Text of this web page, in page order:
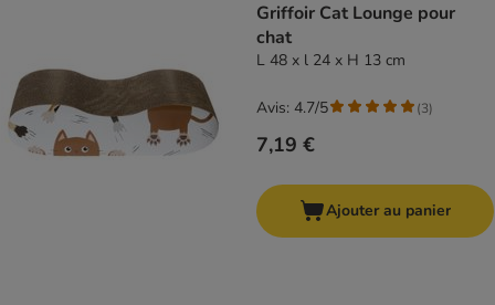
Griffoir Cat Lounge pour
chat
L 48 x l 24 x H 13 cm
7,19 €
Avis: 4.7/5 (3)
Ajouter au panier